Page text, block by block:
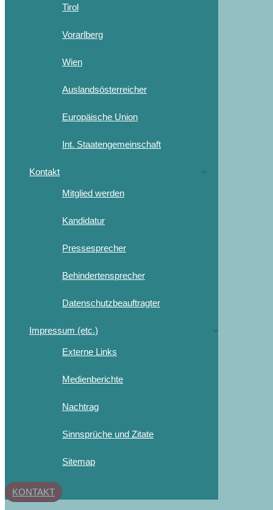
Tirol
Vorarlberg
Wien
Auslandsösterreicher
Europäische Union
Int. Staatengemeinschaft
Kontakt
Mitglied werden
Kandidatur
Pressesprecher
Behindertensprecher
Datenschutzbeauftragter
Impressum (etc.)
Externe Links
Medienberichte
Nachtrag
Sinnsprüche und Zitate
Sitemap
KONTAKT